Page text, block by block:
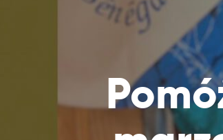
Przybij 5 w 7 Ogrodach
Wyjedź do Grecji z Michałem
Żakowskim z Radia 357
Dziecka
Podaruj
Przekaż
podatku
Pilna
Przekaż